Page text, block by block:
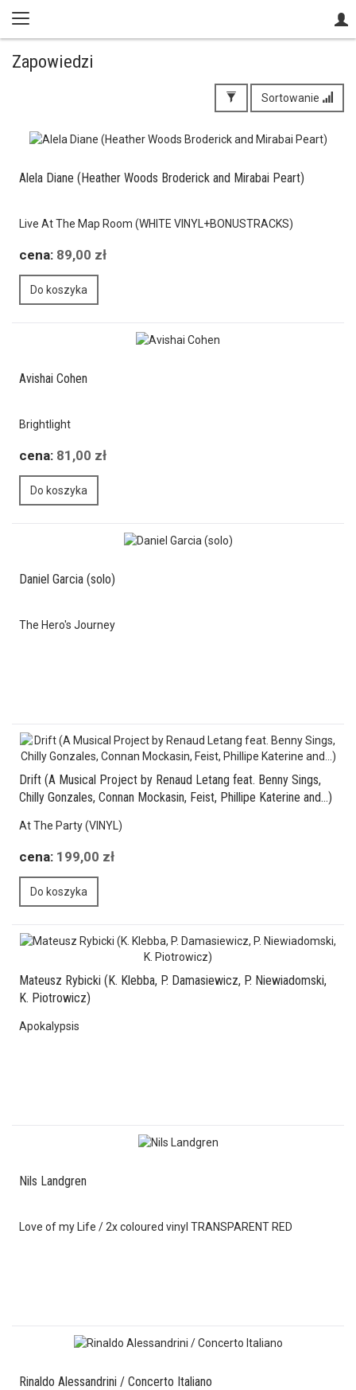
Zapowiedzi
Sortowanie
Alela Diane (Heather Woods Broderick and Mirabai Peart)
Live At The Map Room (WHITE VINYL+BONUSTRACKS)
cena: 89,00 zł
Do koszyka
Avishai Cohen
Brightlight
cena: 81,00 zł
Do koszyka
Daniel Garcia (solo)
The Hero's Journey
Drift (A Musical Project by Renaud Letang feat. Benny Sings,
Chilly Gonzales, Connan Mockasin, Feist, Phillipe Katerine and…)
At The Party (VINYL)
cena: 199,00 zł
Do koszyka
Mateusz Rybicki (K. Klebba, P. Damasiewicz, P. Niewiadomski,
K. Piotrowicz)
Apokalypsis
Nils Landgren
Love of my Life / 2x coloured vinyl TRANSPARENT RED
Rinaldo Alessandrini / Concerto Italiano